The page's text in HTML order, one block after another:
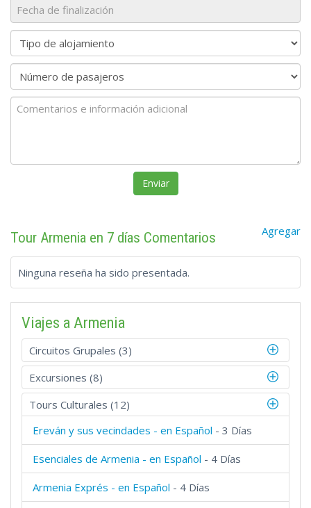
Agregar
Tour Armenia en 7 días Comentarios
Ninguna reseña ha sido presentada.
Viajes a Armenia
Circuitos Grupales (3)
Excursiones (8)
Tours Culturales (12)
Ereván y sus vecindades - en Español - 3 Días
Esenciales de Armenia - en Español - 4 Días
Armenia Exprés - en Español - 4 Días